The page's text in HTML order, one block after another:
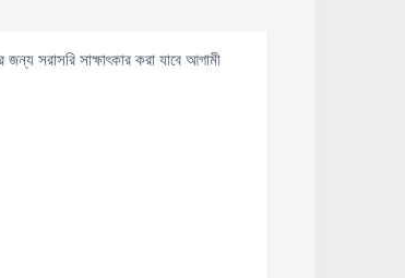
সরাসরি সাক্ষাৎকার করা যাবে আগামী